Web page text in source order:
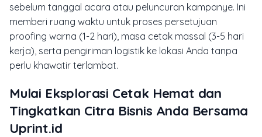
sebelum tanggal acara atau peluncuran kampanye. Ini
memberi ruang waktu untuk proses persetujuan
proofing warna (1-2 hari), masa cetak massal (3-5 hari
kerja), serta pengiriman logistik ke lokasi Anda tanpa
perlu khawatir terlambat.
Mulai Eksplorasi Cetak Hemat dan
Tingkatkan Citra Bisnis Anda Bersama
Uprint.id